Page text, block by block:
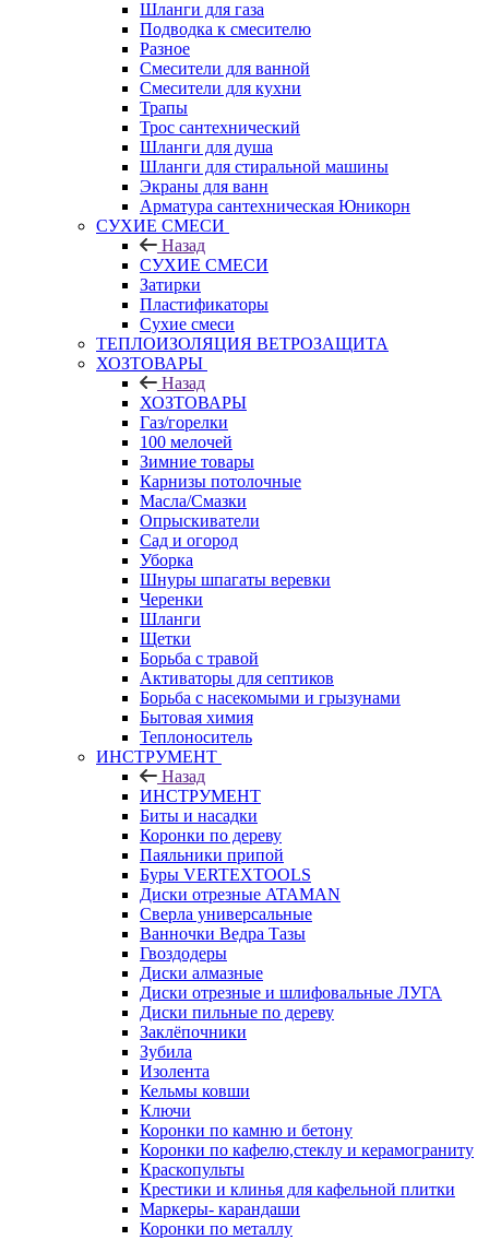
Шланги для газа
Подводка к смесителю
Разное
Смесители для ванной
Смесители для кухни
Трапы
Трос сантехнический
Шланги для душа
Шланги для стиральной машины
Экраны для ванн
Арматура сантехническая Юникорн
СУХИЕ СМЕСИ
Назад
СУХИЕ СМЕСИ
Затирки
Пластификаторы
Сухие смеси
ТЕПЛОИЗОЛЯЦИЯ ВЕТРОЗАЩИТА
ХОЗТОВАРЫ
Назад
ХОЗТОВАРЫ
Газ/горелки
100 мелочей
Зимние товары
Карнизы потолочные
Масла/Смазки
Опрыскиватели
Сад и огород
Уборка
Шнуры шпагаты веревки
Черенки
Шланги
Щетки
Борьба с травой
Активаторы для септиков
Борьба с насекомыми и грызунами
Бытовая химия
Теплоноситель
ИНСТРУМЕНТ
Назад
ИНСТРУМЕНТ
Биты и насадки
Коронки по дереву
Паяльники припой
Буры VERTEXTOOLS
Диски отрезные ATAMAN
Сверла универсальные
Ванночки Ведра Тазы
Гвоздодеры
Диски алмазные
Диски отрезные и шлифовальные ЛУГА
Диски пильные по дереву
Заклёпочники
Зубила
Изолента
Кельмы ковши
Ключи
Коронки по камню и бетону
Коронки по кафелю,стеклу и керамограниту
Краскопульты
Крестики и клинья для кафельной плитки
Маркеры- карандаши
Коронки по металлу